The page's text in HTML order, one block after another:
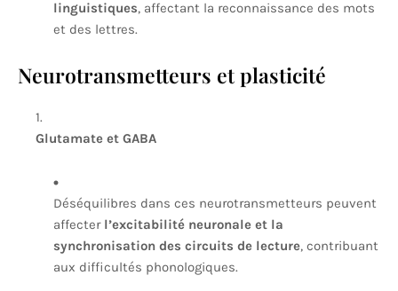
linguistiques, affectant la reconnaissance des mots
et des lettres.
Neurotransmetteurs et plasticité
Glutamate et GABA
Déséquilibres dans ces neurotransmetteurs peuvent
affecter l’excitabilité neuronale et la
synchronisation des circuits de lecture, contribuant
aux difficultés phonologiques.